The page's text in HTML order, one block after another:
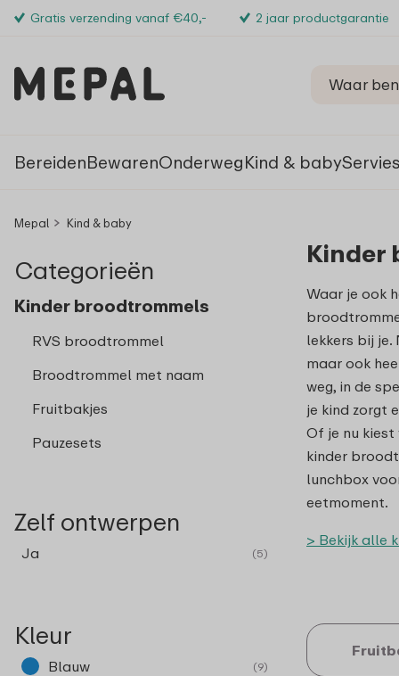
Gratis verzending vanaf €40,- 2 jaar productgarantie
BereidenBewarenOnderwegKind & babyServies
Mepal Kind & baby
Categorieën
Kinder broodtrommels
RVS broodtrommel
Broodtrommel met naam
Fruitbakjes
Pauzesets
Zelf ontwerpen
Ja (5)
Kleur
Blauw (9)
Kinder
Waar je ook
lekkers bij
maar ook
weg, in de
je kind zorgt
Of je nu
kinder
lunchbox
eetmoment.
> Bekijk alle